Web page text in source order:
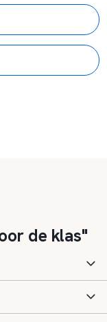
de klas"